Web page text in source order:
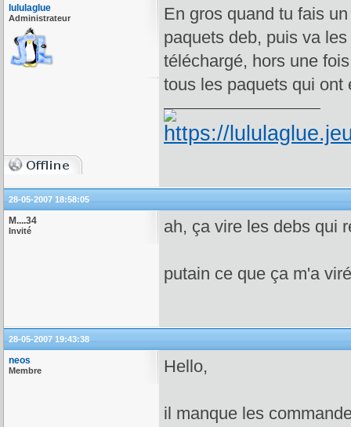
lululaglue
Administrateur
En gros quand tu fais
paquets deb, puis va
téléchargé, hors une
tous les paquets qui
28-05-2007 18:58:05
M....34
Invité ah, ça vire les debs qui
putain ce que ça m'a
28-05-2007 19:43:38
neos
Membre Hello,
il manque les